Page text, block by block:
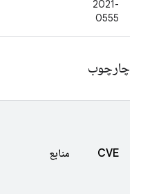
2021-
0555
چارچوب
CVE منابع